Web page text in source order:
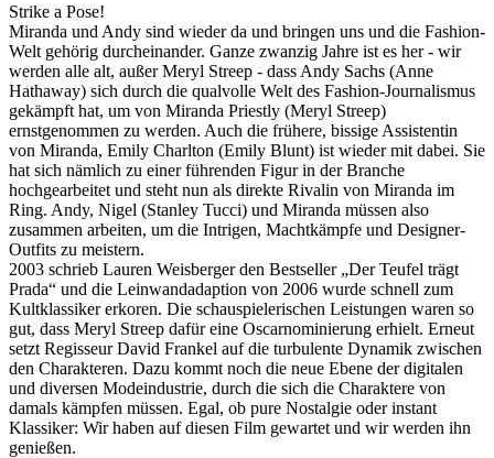
Strike a Pose!
Miranda und Andy sind wieder da und bringen uns und die Fashion-
Welt gehörig durcheinander. Ganze zwanzig Jahre ist es her - wir
werden alle alt, außer Meryl Streep - dass Andy Sachs (Anne
Hathaway) sich durch die qualvolle Welt des Fashion-Journalismus
gekämpft hat, um von Miranda Priestly (Meryl Streep)
ernstgenommen zu werden. Auch die frühere, bissige Assistentin
von Miranda, Emily Charlton (Emily Blunt) ist wieder mit dabei. Sie
hat sich nämlich zu einer führenden Figur in der Branche
hochgearbeitet und steht nun als direkte Rivalin von Miranda im
Ring. Andy, Nigel (Stanley Tucci) und Miranda müssen also
zusammen arbeiten, um die Intrigen, Machtkämpfe und Designer-
Outfits zu meistern.
2003 schrieb Lauren Weisberger den Bestseller „Der Teufel trägt
Prada“ und die Leinwandadaption von 2006 wurde schnell zum
Kultklassiker erkoren. Die schauspielerischen Leistungen waren so
gut, dass Meryl Streep dafür eine Oscarnominierung erhielt. Erneut
setzt Regisseur David Frankel auf die turbulente Dynamik zwischen
den Charakteren. Dazu kommt noch die neue Ebene der digitalen
und diversen Modeindustrie, durch die sich die Charaktere von
damals kämpfen müssen. Egal, ob pure Nostalgie oder instant
Klassiker: Wir haben auf diesen Film gewartet und wir werden ihn
genießen.